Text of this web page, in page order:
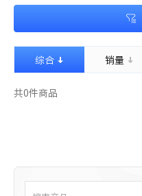
综合 销量
共0件商品